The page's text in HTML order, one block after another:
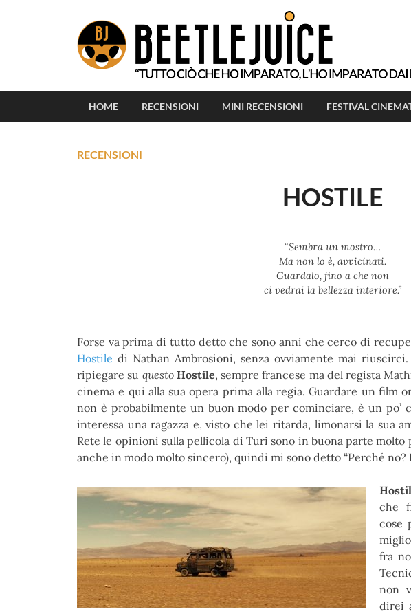
HOME RECENSIONI MINI RECENSIONI FESTIVAL
RECENSIONI
HOSTILE
“Sembra un mostro…
Ma non lo è, avvicinati.
Guardalo, fino a che non
ci vedrai la bellezza interiore.”
Forse va prima di tutto detto che sono anni che cerco di
Hostile di Nathan Ambrosioni, senza ovviamente mai
ripiegare su questo Hostile, sempre francese ma del regista
cinema e qui alla sua opera prima alla regia. Guardare un film
non è probabilmente un buon modo per cominciare, è un po’
interessa una ragazza e, visto che lei ritarda, limonarsi la sua
Rete le opinioni sulla pellicola di Turi sono in buona parte molto
anche in modo molto sincero), quindi mi sono detto “Perché no?
che
cose
fra
non
direi